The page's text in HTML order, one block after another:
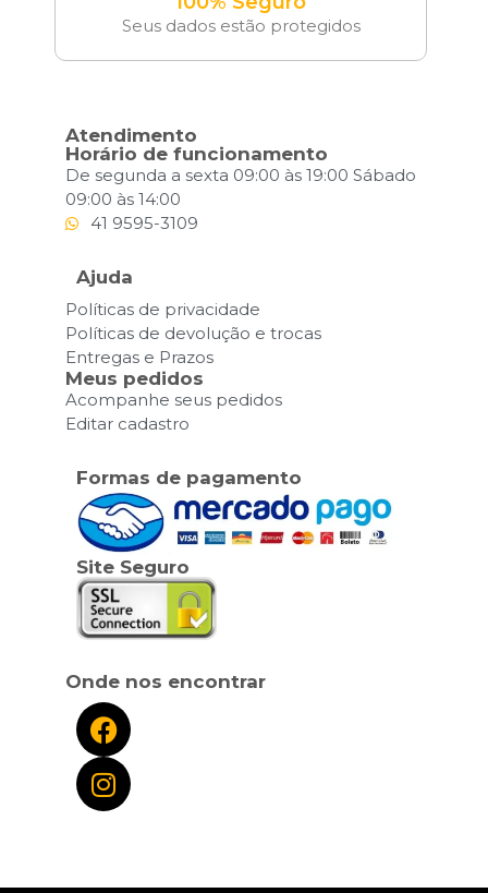
Seus dados estão protegidos
Atendimento
Horário de funcionamento
De segunda a sexta 09:00 às 19:00 Sábado
09:00 às 14:00
41 9595-3109
Ajuda
Políticas de privacidade
Políticas de devolução e trocas
Entregas e Prazos
Meus pedidos
Acompanhe seus pedidos
Editar cadastro
Formas de pagamento
Site Seguro
Onde nos encontrar